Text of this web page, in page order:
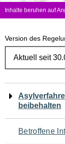
Inhalte beruhen auf
Version des
für
den
beibehalten
Betroffene